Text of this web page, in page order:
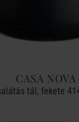
CASA NOVA
tál, fekete